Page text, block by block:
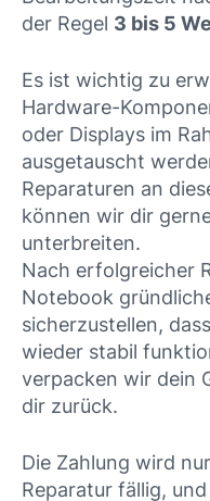
der Regel 3 bis 5
Es ist wichtig zu
Hardware-
oder Displays im
ausgetauscht
Reparaturen an
können wir dir
unterbreiten.
Nach erfolgreicher
Notebook
sicherzustellen,
wieder stabil
verpacken wir dein
dir zurück.
Die Zahlung wird
Reparatur fällig,